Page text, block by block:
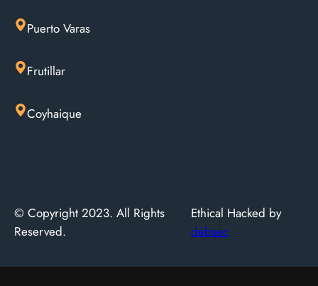
Puerto Varas
Frutillar
Coyhaique
© Copyright 2023. All Rights
Reserved.
Ethical Hacked by
debsec